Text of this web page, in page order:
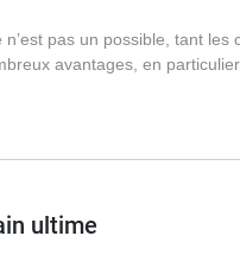
pas un possible, tant
avantages, en
ultime